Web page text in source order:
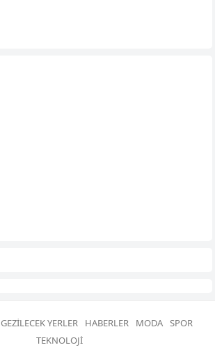
GEZILECEK YERLER HABERLER MODA SPOR
TEKNOLOJI